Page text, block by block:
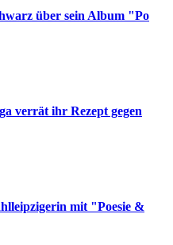
über sein Album "Po
verrät ihr Rezept gegen
mit "Poesie &